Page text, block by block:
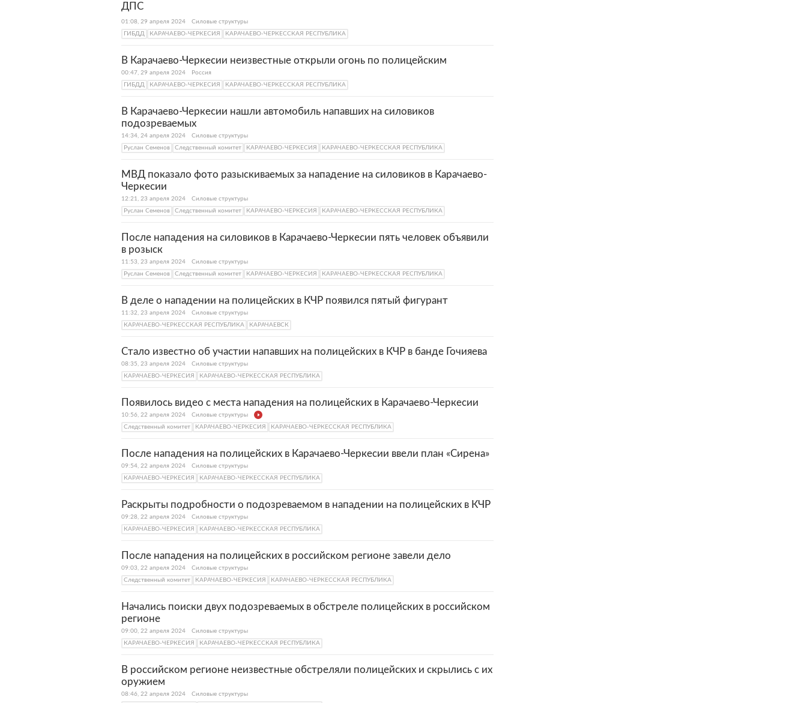
ДПС
01:08, 29 апреля 2024
Силовые структуры
ГИБДД
КАРАЧАЕВО-ЧЕРКЕСИЯ КАРАЧАЕВО-ЧЕРКЕССКАЯ РЕСПУБЛИКА
В Карачаево-Черкесии неизвестные открыли огонь по полицейским
00:47, 29 апреля 2024
Россия
ГИБДД
КАРАЧАЕВО-ЧЕРКЕСИЯ КАРАЧАЕВО-ЧЕРКЕССКАЯ РЕСПУБЛИКА
В Карачаево-Черкесии нашли автомобиль напавших на силовиков
подозреваемых
14:34, 24 апреля 2024
Силовые структуры
Руслан Семенов
Следственный комитет КАРАЧАЕВО-ЧЕРКЕСИЯ КАРАЧАЕВО-ЧЕРКЕССКАЯ РЕСПУБЛИКА
МВД показало фото разыскиваемых за нападение на силовиков в Карачаево-
Черкесии
12:21, 23 апреля 2024
Силовые структуры
Руслан Семенов
Следственный комитет КАРАЧАЕВО-ЧЕРКЕСИЯ КАРАЧАЕВО-ЧЕРКЕССКАЯ РЕСПУБЛИКА
После нападения на силовиков в Карачаево-Черкесии пять человек объявили
в розыск
11:53, 23 апреля 2024
Силовые структуры
Руслан Семенов
Следственный комитет КАРАЧАЕВО-ЧЕРКЕСИЯ КАРАЧАЕВО-ЧЕРКЕССКАЯ РЕСПУБЛИКА
В деле о нападении на полицейских в КЧР появился пятый фигурант
11:32, 23 апреля 2024
Силовые структуры
КАРАЧАЕВО-ЧЕРКЕССКАЯ РЕСПУБЛИКА
КАРАЧАЕВСК
Стало известно об участии напавших на полицейских в КЧР в банде Гочияева
08:35, 23 апреля 2024
Силовые структуры
КАРАЧАЕВО-ЧЕРКЕСИЯ
КАРАЧАЕВО-ЧЕРКЕССКАЯ РЕСПУБЛИКА
Появилось видео с места нападения на полицейских в Карачаево-Черкесии
10:56, 22 апреля 2024
Силовые структуры
Следственный комитет
КАРАЧАЕВО-ЧЕРКЕСИЯ КАРАЧАЕВО-ЧЕРКЕССКАЯ РЕСПУБЛИКА
После нападения на полицейских в Карачаево-Черкесии ввели план «Сирена»
09:54, 22 апреля 2024
Силовые структуры
КАРАЧАЕВО-ЧЕРКЕСИЯ
КАРАЧАЕВО-ЧЕРКЕССКАЯ РЕСПУБЛИКА
Раскрыты подробности о подозреваемом в нападении на полицейских в КЧР
09:28, 22 апреля 2024
Силовые структуры
КАРАЧАЕВО-ЧЕРКЕСИЯ
КАРАЧАЕВО-ЧЕРКЕССКАЯ РЕСПУБЛИКА
После нападения на полицейских в российском регионе завели дело
09:03, 22 апреля 2024
Силовые структуры
Следственный комитет
КАРАЧАЕВО-ЧЕРКЕСИЯ КАРАЧАЕВО-ЧЕРКЕССКАЯ РЕСПУБЛИКА
Начались поиски двух подозреваемых в обстреле полицейских в российском
регионе
09:00, 22 апреля 2024
Силовые структуры
КАРАЧАЕВО-ЧЕРКЕСИЯ
КАРАЧАЕВО-ЧЕРКЕССКАЯ РЕСПУБЛИКА
В российском регионе неизвестные обстреляли полицейских и скрылись с их
оружием
08:46, 22 апреля 2024 Силовые структуры